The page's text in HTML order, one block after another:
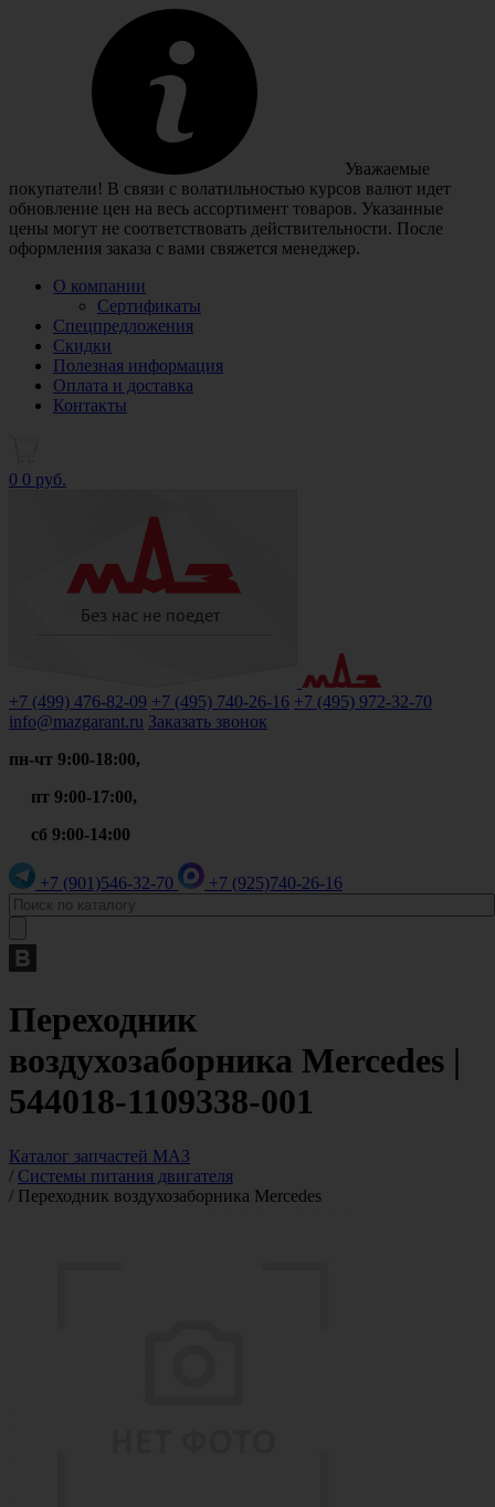
Уважаемые
покупатели! В связи с волатильностью курсов валют идет
обновление цен на весь ассортимент товаров. Указанные
цены могут не соответствовать действительности. После
оформления заказа с вами свяжется менеджер.
О компании
Сертификаты
Спецпредложения
Скидки
Полезная информация
Оплата и доставка
Контакты
0 0 руб.
+7 (499) 476-82-09 +7 (495) 740-26-16 +7 (495) 972-32-70
info@mazgarant.ru Заказать звонок
пн-чт 9:00-18:00,
пт 9:00-17:00,
сб 9:00-14:00
+7 (901)546-32-70 +7 (925)740-26-16
Переходник
воздухозаборника Mercedes |
544018-1109338-001
Каталог запчастей МАЗ
/ Системы питания двигателя
/ Переходник воздухозаборника Mercedes